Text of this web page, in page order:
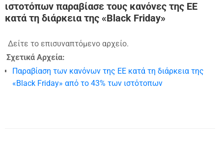
ιστοτόπων παραβίασε τους κανόνες της ΕΕ
κατά τη διάρκεια της «Black Friday»
Δείτε το επισυναπτόμενο αρχείο.
Σχετικά Αρχεία:
Παραβίαση των κανόνων της ΕΕ κατά τη διάρκεια της
«Black Friday» από το 43% των ιστότοπων